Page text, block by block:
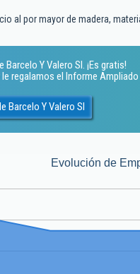
al por mayor de madera,
Y Valero Sl. ¡Es gratis!
regalamos el Informe
Barcelo Y Valero Sl
Evolución de